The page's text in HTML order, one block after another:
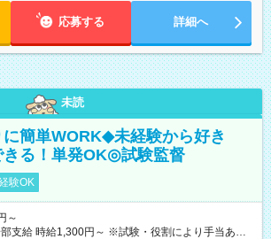
応募する 詳細へ
未読
簡単WORK◆未経験から好き
きる！単発OK◎試験監督
験OK
～
役割により手当あり